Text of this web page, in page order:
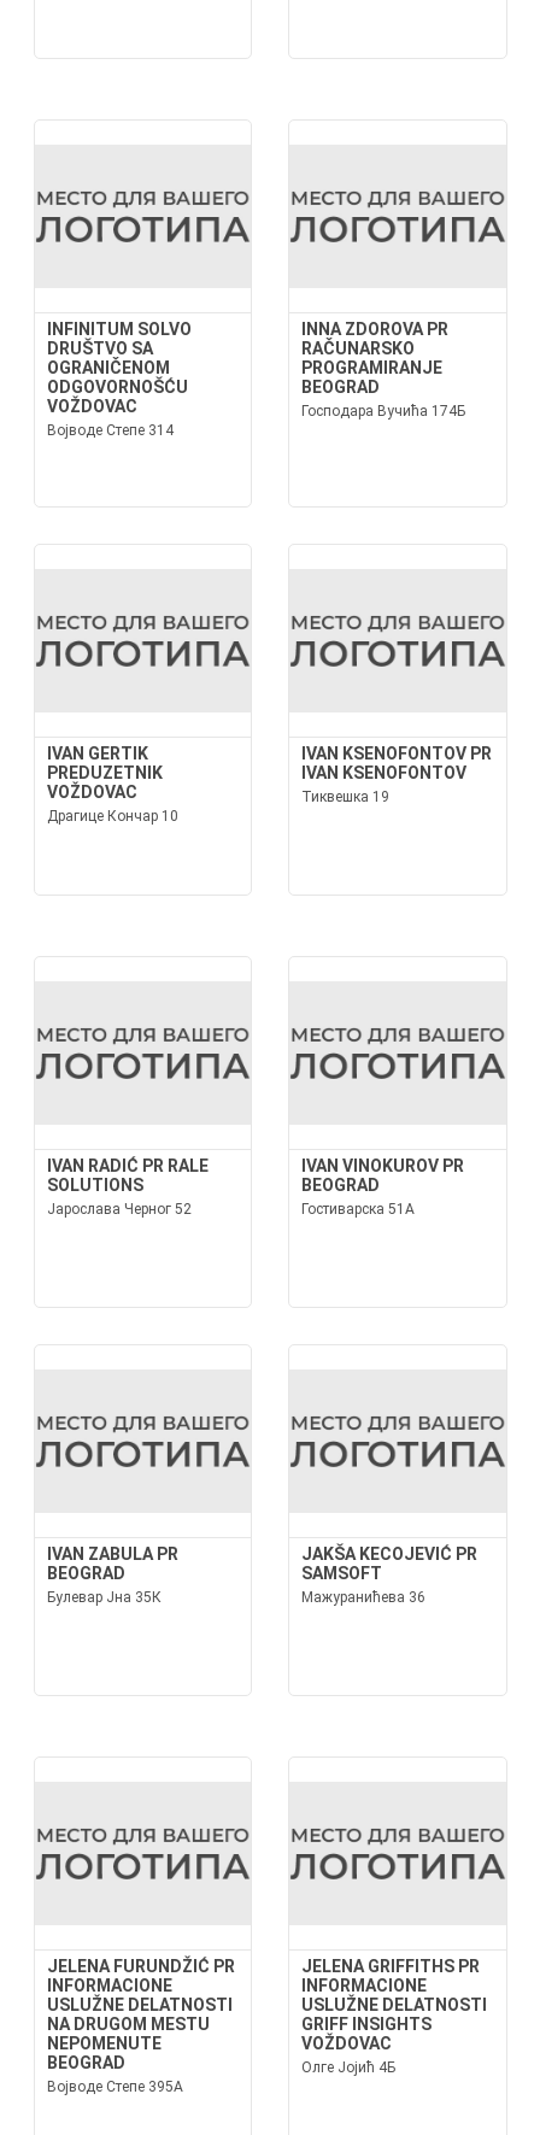
INFINITUM SOLVO
DRUŠTVO SA
OGRANIČENOM
ODGOVORNOŠĆU
VOŽDOVAC
Војводе Степе 314
INNA ZDOROVA PR
RAČUNARSKO
PROGRAMIRANJE
BEOGRAD
Господара Вучића 174Б
IVAN GERTIK
PREDUZETNIK
VOŽDOVAC
Драгице Кончар 10
IVAN KSENOFONTOV PR
IVAN KSENOFONTOV
Тиквешка 19
IVAN RADIĆ PR RALE
SOLUTIONS
Јарослава Черног 52
IVAN VINOKUROV PR
BEOGRAD
Гостиварска 51А
IVAN ZABULA PR
BEOGRAD
Булевар Јна 35К
JAKŠA KECOJEVIĆ PR
SAMSOFT
Мажуранићева 36
JELENA FURUNDŽIĆ PR
INFORMACIONE
USLUŽNE DELATNOSTI
NA DRUGOM MESTU
NEPOMENUTE
BEOGRAD
Војводе Степе 395А
JELENA GRIFFITHS PR
INFORMACIONE
USLUŽNE DELATNOSTI
GRIFF INSIGHTS
VOŽDOVAC
Олге Јојић 4Б